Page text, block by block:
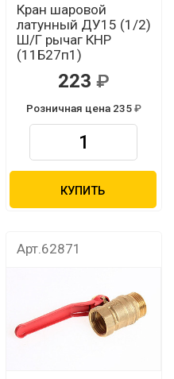
Кран шаровой
латунный ДУ15 (1/2)
Ш/Г рычаг КНР
(11Б27п1)
223
Розничная цена 235
КУПИТЬ
Арт.62871